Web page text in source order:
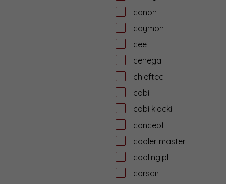
canon
caymon
cee
cenega
chieftec
cobi
cobi klocki
concept
cooler master
cooling.pl
corsair